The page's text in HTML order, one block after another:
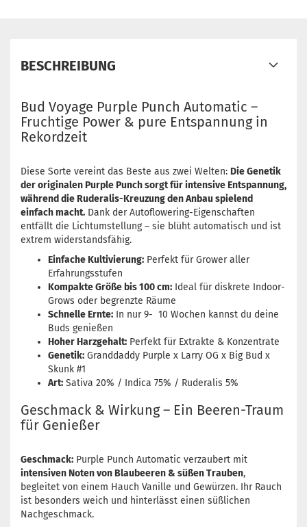
BESCHREIBUNG
Bud Voyage Purple Punch Automatic –
Fruchtige Power & pure Entspannung in
Rekordzeit
Diese Sorte vereint das Beste aus zwei Welten: Die Genetik
der originalen Purple Punch sorgt für intensive Entspannung,
während die Ruderalis-Kreuzung den Anbau spielend
einfach macht. Dank der Autoflowering-Eigenschaften
entfällt die Lichtumstellung – sie blüht automatisch und ist
extrem widerstandsfähig.
Einfache Kultivierung: Perfekt für Grower aller
Erfahrungsstufen
Kompakte Größe bis 100 cm: Ideal für diskrete Indoor-
Grows oder begrenzte Räume
Schnelle Ernte: In nur 9- 10 Wochen kannst du deine
Buds genießen
Hoher Harzgehalt: Perfekt für Extrakte & Konzentrate
Genetik: Granddaddy Purple x Larry OG x Big Bud x
Skunk #1
Art: Sativa 20% / Indica 75% / Ruderalis 5%
Geschmack & Wirkung – Ein Beeren-Traum
für Genießer
Geschmack: Purple Punch Automatic verzaubert mit
intensiven Noten von Blaubeeren & süßen Trauben,
begleitet von einem Hauch Vanille und Gewürzen. Ihr Rauch
ist besonders weich und hinterlässt einen süßlichen
Nachgeschmack.